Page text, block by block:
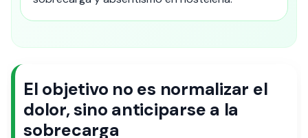
El objetivo no es normalizar el
dolor, sino anticiparse a la
sobrecarga